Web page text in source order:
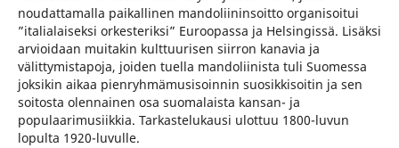
noudattamalla paikallinen mandoliininsoitto organisoitui
”italialaiseksi orkesteriksi” Euroopassa ja Helsingissä. Lisäksi
arvioidaan muitakin kulttuurisen siirron kanavia ja
välittymistapoja, joiden tuella mandoliinista tuli Suomessa
joksikin aikaa pienryhmämusisoinnin suosikkisoitin ja sen
soitosta olennainen osa suomalaista kansan- ja
populaarimusiikkia. Tarkastelukausi ulottuu 1800-luvun
lopulta 1920-luvulle.